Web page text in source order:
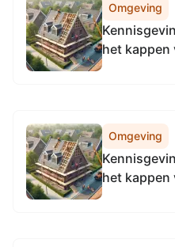
Omgeving
het kappen
Omgeving
het kappen